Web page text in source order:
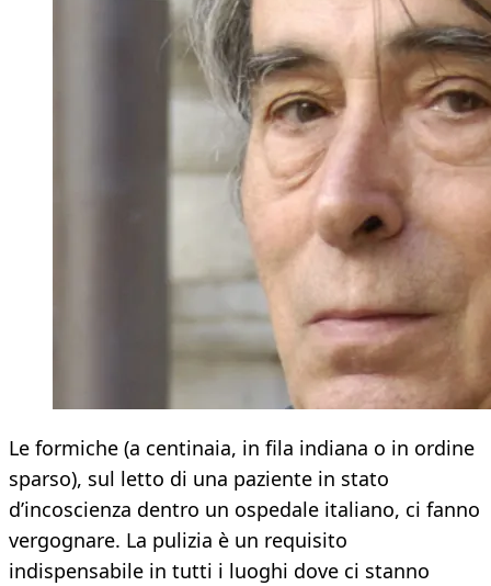
Le formiche (a centinaia, in fila indiana o in ordine
sparso), sul letto di una paziente in stato
d’incoscienza dentro un ospedale italiano, ci fanno
vergognare. La pulizia è un requisito
indispensabile in tutti i luoghi dove ci stanno